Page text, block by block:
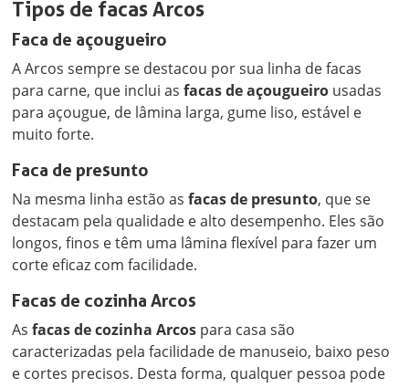
Tipos de facas Arcos
Faca de açougueiro
A Arcos sempre se destacou por sua linha de facas
para carne, que inclui asfacas de açougueiro usadas
para açougue, de lâmina larga, gume liso, estável e
muito forte.
Faca de presunto
Na mesma linha estão asfacas de presunto, que se
destacam pela qualidade e alto desempenho. Eles são
longos, finos e têm uma lâmina flexível para fazer um
corte eficaz com facilidade.
Facas de cozinha Arcos
Asfacas de cozinha Arcos para casa são
caracterizadas pela facilidade de manuseio, baixo peso
e cortes precisos. Desta forma, qualquer pessoa pode